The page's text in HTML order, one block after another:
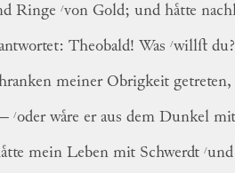
Ringe /von Gold; und haͤtte
Theobald! Was /willſt
meiner Obrigkeit
/oder waͤre er aus dem Dunkel
mein Leben mit Schwerdt /